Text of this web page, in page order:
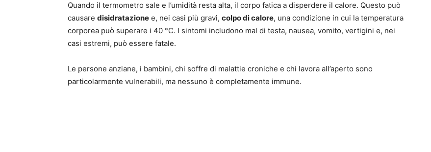
Quando il termometro sale e l’umidità resta alta, il corpo fatica a disperdere il calore. Questo può
causare disidratazione e, nei casi più gravi, colpo di calore, una condizione in cui la temperatura
corporea può superare i 40 °C. I sintomi includono mal di testa, nausea, vomito, vertigini e, nei
casi estremi, può essere fatale.
Le persone anziane, i bambini, chi soffre di malattie croniche e chi lavora all’aperto sono
particolarmente vulnerabili, ma nessuno è completamente immune.